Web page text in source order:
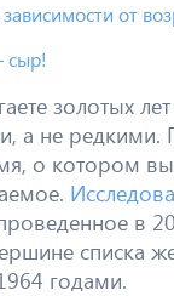
от
сыр!
золотых
а не
о котором
в
списка
годами.